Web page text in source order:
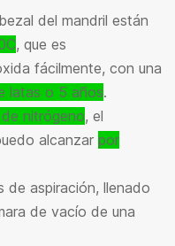
del mandril están
, que es
fácilmente, con una
latas o 5 años.
nitrógeno, el
alcanzar por
de aspiración, llenado
de vacío de una